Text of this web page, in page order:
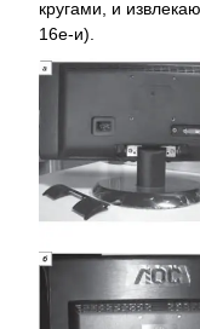
кругами, и
16е-и).